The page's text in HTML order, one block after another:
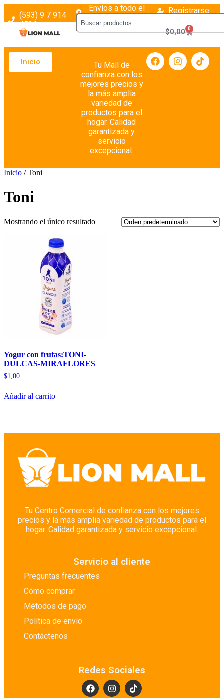
(593) 9 7 914
4526
Envíos a todo el
Registrarse
Login
$0,00 0
Inicio
Tu Mall de
confianza con los
mejores precios y
la más amplia
variedad de
productos para el
hogar. Calidad
garantizada y
servicio
excepcional.
Inicio / Toni
Toni
Mostrando el único resultado
Yogur con frutas:TONI-
DULCAS-MIRAFLORES
$1,00
Añadir al carrito
Tu Centro Comercial de confianza con los mejores
precios y la más amplia variedad de productos para el
hogar. Calidad garantizada y servicio excepcional.
Servicio al cliente
Preguntas frecuentes
Cómo comprar
Métodos de pago
Política de envío
Contáctenos
Redes Sociales